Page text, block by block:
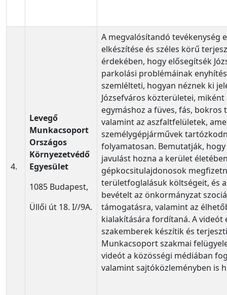
4.
Levegő
Munkacsoport
Országos
Környezetvédő
Egyesület
1085 Budapest,
Üllői út 18. I//9A.
A megvalósítandó tevékenység
elkészítése és széles körű
érdekében, hogy elősegítsék
parkolási problémáinak
szemlélteti, hogyan néznek ki
Józsefváros közterületei,
egymáshoz a füves, fás, bokros
valamint az aszfaltfelületek,
személygépjárművek
folyamatosan. Bemutatják,
javulást hozna a kerület
gépkocsitulajdonosok
területfoglalásuk költségeit, és
bevételt az önkormányzat
támogatásra, valamint az
kialakítására fordítaná. A videót
szakemberek készítik és
Munkacsoport szakmai
videót a közösségi médiában
valamint sajtóközleményben is